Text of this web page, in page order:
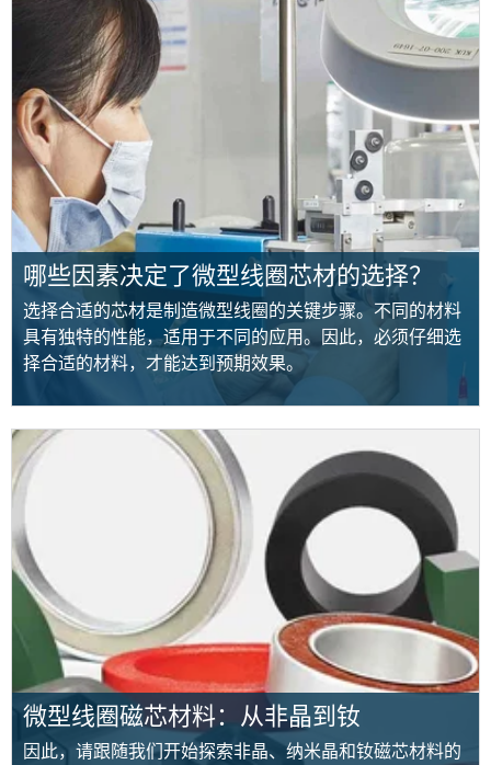
哪些因素决定了微型线圈芯材的选择？
选择合适的芯材是制造微型线圈的关键步骤。不同的材料
具有独特的性能，适用于不同的应用。因此，必须仔细选
择合适的材料，才能达到预期效果。
微型线圈磁芯材料：从非晶到钕
因此，请跟随我们开始探索非晶、纳米晶和钕磁芯材料的